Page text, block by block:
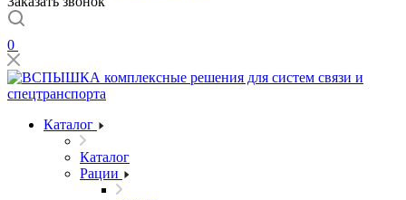
0
Каталог
Каталог
Рации